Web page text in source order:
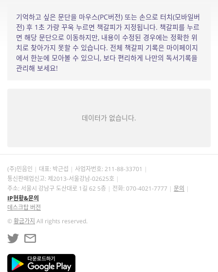
기억하고 싶은 문단을 마우스(PC버전) 또는 손으로 터치(모바일버
전) 후 1초 가량 꾸욱 누르면 책갈피가 지정됩니다. 책갈피를 누르
면 해당 문단으로 이동하지만, 내용이 수정된 경우에는 정확한 위
치로 찾아가지 못할 수 있습니다. 전체 책갈피 기록은 마이페이지
에서 한눈에 모아볼 수 있으니, 보다 편리하게 나만의 독서기록을
관리해 보세요!
데이터가 없습니다.
(주)민음인 대표: 박근섭 사업자번호: 211-88-33701
통신판매업신고: 제2013-서울강남-02625호
주소: 서울시 강남구 도산대로 1길 62 5층
전화: 070-4021-7777
문의
IP현황&문의
데스크탑 버전
©황금가지 All rights reserved.